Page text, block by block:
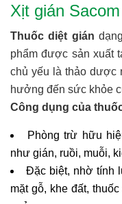
Xịt gián Sacom
Thuốc diệt gián
phẩm được sản xuất
chủ yếu là thảo dược
hưởng đến sức khỏe
Công dụng của
Phòng trừ hữu
như gián, ruồi, muỗi,
Đặc biệt, nhờ tính
mặt gỗ, khe đất,